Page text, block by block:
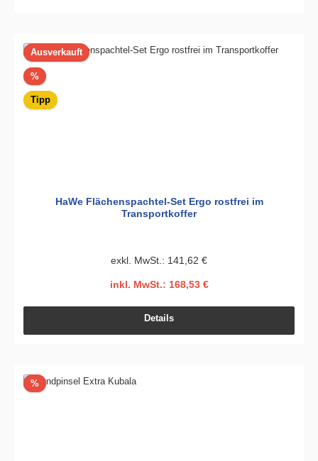
Ausverkauft
%Rabatt
Tipp
HaWe Flächenspachtel-Set Ergo rostfrei im
Transportkoffer
exkl. MwSt.: 141,62 €
inkl. MwSt.: 168,53 €
Details
%Rabatt